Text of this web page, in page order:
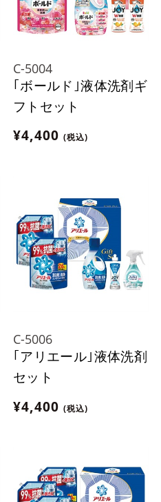
C-5004
｢ボールド｣液体洗剤ギ
フトセット
¥4,400 (税込)
C-5006
｢アリエール｣液体洗剤
セット
¥4,400 (税込)